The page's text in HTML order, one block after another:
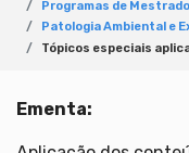
Programas de
Patologia Ambiental e
Tópicos especiais
Ementa: